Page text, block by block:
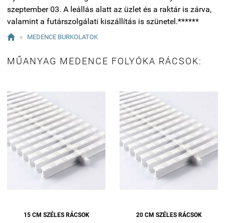
szeptember 03. A leállás alatt az üzlet és a raktár is zárva,
valamint a futárszolgálati kiszállítás is szünetel.******
 » MEDENCE BURKOLATOK
MŰANYAG MEDENCE FOLYÓKA RÁCSOK:
15 CM SZÉLES RÁCSOK 20 CM SZÉLES RÁCSOK